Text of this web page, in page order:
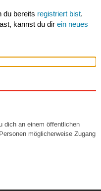
du bereits registriert bist.
kannst du dir ein neues
dich an einem öffentlichen
möglicherweise Zugang